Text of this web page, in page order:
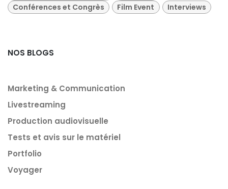
Conférences et Congrès
Film Event Interviews
NOS BLOGS
Marketing & Communication
Livestreaming
Production audiovisuelle
Tests et avis sur le matériel
Portfolio
Voyager